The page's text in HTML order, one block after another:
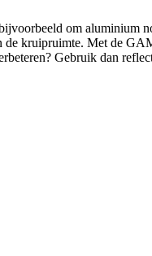
om aluminium
de kruipruimte. Met de
Gebruik dan